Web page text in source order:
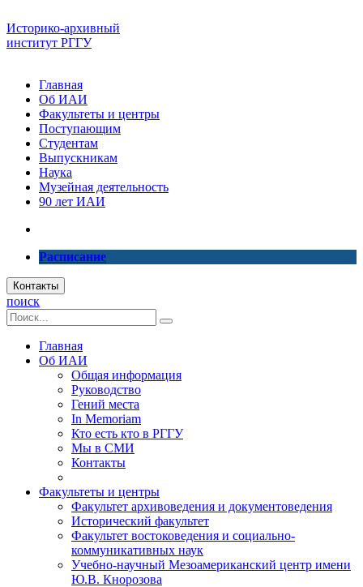
Историко-архивный
институт РГГУ
Главная
Об ИАИ
Факультеты и центры
Поступающим
Студентам
Выпускникам
Наука
Музейная деятельность
90 лет ИАИ
Расписание
Контакты
поиск
Главная
Об ИАИ
Общая информация
Руководство
Гений места
In Memoriam
Кто есть кто в РГГУ
Мы в СМИ
Контакты
Факультеты и центры
Факультет архивоведения и документоведения
Исторический факультет
Факультет востоковедения и социально-
коммуникативных наук
Учебно-научный Мезоамериканский центр имени
Ю.В. Кнорозова